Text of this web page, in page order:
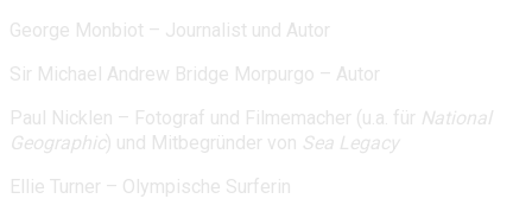
George Monbiot – Journalist und Autor
Sir Michael Andrew Bridge Morpurgo – Autor
Paul Nicklen – Fotograf und Filmemacher (u.a. für National
Geographic) und Mitbegründer von Sea Legacy
Ellie Turner – Olympische Surferin